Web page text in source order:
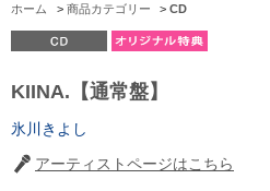
ホーム > 商品カテゴリー > CD
KIINA.【通常盤】
氷川きよし
アーティストページはこちら